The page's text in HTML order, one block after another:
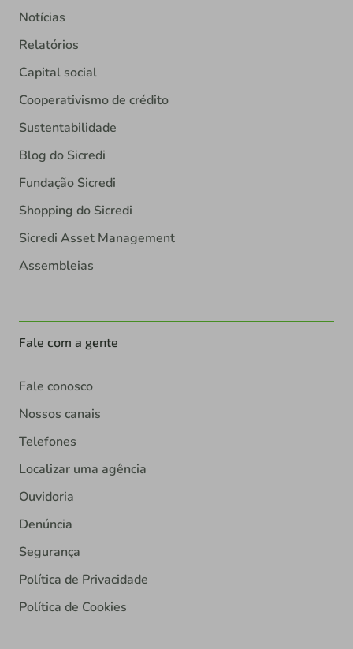
Notícias
Relatórios
Capital social
Cooperativismo de crédito
Sustentabilidade
Blog do Sicredi
Fundação Sicredi
Shopping do Sicredi
Sicredi Asset Management
Assembleias
Fale com a gente
Fale conosco
Nossos canais
Telefones
Localizar uma agência
Ouvidoria
Denúncia
Segurança
Política de Privacidade
Política de Cookies